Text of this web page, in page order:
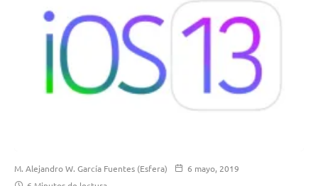
M. Alejandro W. García Fuentes (Esfera)
6 mayo, 2019